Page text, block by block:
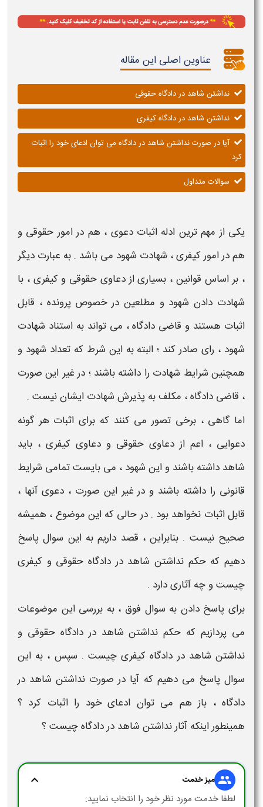
عناوین اصلی این مقاله
نداشتن شاهد در دادگاه حقوقی
نداشتن شاهد در دادگاه کیفری
آیا در صورت نداشتن شاهد در دادگاه می توان ادعای خود را اثبات
کرد
سوالات متداول
یکی از مهم ترین ادله اثبات دعوی ، هم در امور حقوقی و
هم در امورکیفری، شهادت شهود می باشد . به عبارت دیگر
، بر اساس قوانین ، بسیاری ازدعاوی حقوقی و کیفری ، با
شهادت دادن شهودو مطلعین در خصوص پرونده ، قابل
اثبات هستند و قاضی دادگاه ، می تواند به استناد شهادت
شهود ، رای صادر کند ؛ البته به این شرط که تعداد شهود و
همچنین شرایط شهادت را داشته باشند ؛ در غیر این صورت
، قاضی دادگاه ، مکلف به پذیرش شهادت ایشان نیست .
اما گاهی ، برخی تصور می کنند که برای اثبات هر گونه
دعوایی ، اعم از دعاوی حقوقی و دعاوی کیفری ، باید
شاهد داشته باشند و این شهود ، می بایست تمامی شرایط
قانونی را داشته باشند و در غیر این صورت ، دعوی آنها ،
قابل اثبات نخواهد بود . در حالی که این موضوع ، همیشه
صحیح نیست . بنابراین ، قصد داریم به این سوال پاسخ
دهیم کهحکم نداشتن شاهد در دادگاه حقوقی و کیفری
چیستوچه آثاری دارد .
برای پاسخ دادن به سوال فوق ، به بررسی این موضوعات
می پردازیم که حکم نداشتن شاهد در دادگاه حقوقی و
نداشتن شاهد در دادگاه کیفری چیست . سپس ، به این
سوال پاسخ می دهیم که آیا در صورت نداشتن شاهد در
دادگاه ، باز هم می توان ادعای خود را اثبات کرد ؟
همینطور اینکه آثار نداشتن شاهد در دادگاه چیست ؟
group میز خدمت expand_more
لطفا خدمت مورد نظر خود را انتخاب نمایید: